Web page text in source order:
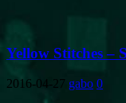
Yellow Stitches –
2016-04-27 gabo 0